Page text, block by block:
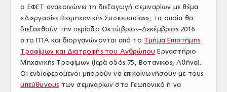
ΥΠΗΡΕΣΙΕΣ
ΕΜΠΟΡΙΚΟΙ ΑΝΤΙΠΡΟΣΩΠΟΙ
ΝΟΜΟΘΕΣΙΑ
ΕΛΛΗΝΙΚΗ ΝΟΜΟΘΕΣΙΑ
ΕΥΡΩΠΑΪΚΗ ΝΟΜΟΘΕΣΙΑ
ο ΕΦΕΤ ανακοινώνει τη διεξαγωγή σεμιναρίων με θέμα
«Διεργασίες Βιομηχανικής Συσκευασίας», τα οποία θα
διεξαχθούν την περίοδο Οκτώβριος–Δεκέμβριος 2016
στο ΓΠΑ και διοργανώνονται από το Τμήμα Επιστήμης
Τροφίμων και Διατροφής του Ανθρώπου Εργαστήριο
Μηχανικής Τροφίμων (Ιερά οδός 75, Βοτανικός, Αθήνα).
Οι ενδιαφερόμενοι μπορούν να επικοινωνήσουν με τους
υπεύθυνους των σεμιναρίων στο Γεωπονικό ή να